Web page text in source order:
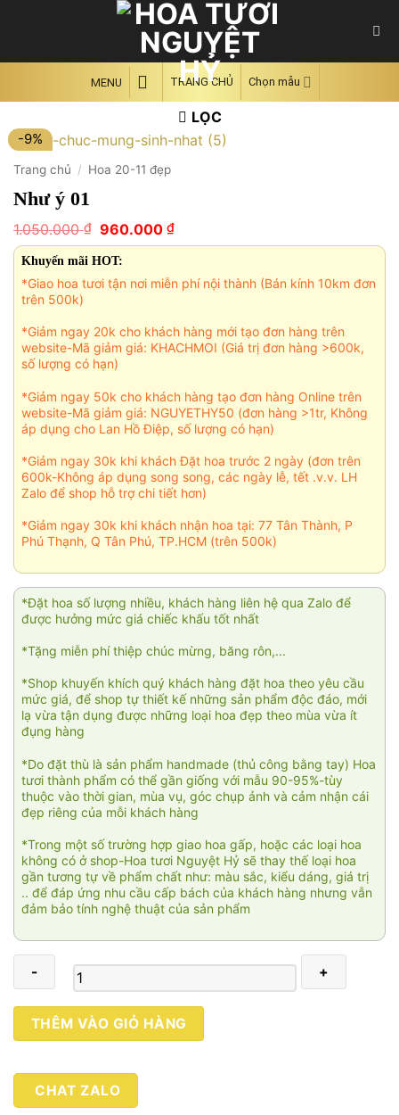
MENU TRANG CHỦ Chọn mẫu
LỌC
-9%
Trang chủ / Hoa 20-11 đẹp
Như ý 01
1.050.000₫ Giá
gốc
là:
1.050.000 ₫.
960.000 ₫Giá
hiện
960.000 ₫.
Khuyến mãi HOT:
*Giao hoa tươi tận nơi miễn phí nội thành (Bán kính 10km đơn
trên 500k)
*Giảm ngay 20k cho khách hàng mới tạo đơn hàng trên
website-Mã giảm giá: KHACHMOI (Giá trị đơn hàng >600k,
số lượng có hạn)
*Giảm ngay 50k cho khách hàng tạo đơn hàng Online trên
website-Mã giảm giá: NGUYETHY50 (đơn hàng >1tr, Không
áp dụng cho Lan Hồ Điệp, số lượng có hạn)
*Giảm ngay 30k khi khách Đặt hoa trước 2 ngày (đơn trên
600k-Không áp dụng song song, các ngày lễ, tết .v.v. LH
Zalo để shop hỗ trợ chi tiết hơn)
*Giảm ngay 30k khi khách nhận hoa tại: 77 Tân Thành, P
Phú Thạnh, Q Tân Phú, TP.HCM (trên 500k)
*Đặt hoa số lượng nhiều, khách hàng liên hệ qua Zalo để
được hưởng mức giá chiếc khấu tốt nhất
*Tặng miễn phí thiệp chúc mừng, băng rôn,...
*Shop khuyến khích quý khách hàng đặt hoa theo yêu cầu
mức giá, để shop tự thiết kế những sản phẩm độc đáo, mới
lạ vừa tận dụng được những loại hoa đẹp theo mùa vừa ít
đụng hàng
*Do đặt thù là sản phẩm handmade (thủ công bằng tay) Hoa
tươi thành phẩm có thể gần giống với mẫu 90-95%-tùy
thuộc vào thời gian, mùa vụ, góc chụp ảnh và cảm nhận cái
đẹp riêng của mỗi khách hàng
*Trong một số trường hợp giao hoa gấp, hoặc các loại hoa
không có ở shop-Hoa tươi Nguyệt Hỷ sẽ thay thế loại hoa
gần tương tự về phẩm chất như: màu sắc, kiểu dáng, giá trị
.. để đáp ứng nhu cầu cấp bách của khách hàng nhưng vẫn
đảm bảo tính nghệ thuật của sản phẩm
Như
ý
số
lượng
THÊM VÀO GIỎ HÀNG
CHAT ZALO